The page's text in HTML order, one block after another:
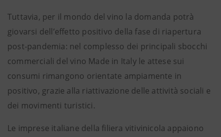
Tuttavia, per il mondo del vino la domanda potrà
giovarsi dell’effetto positivo della fase di riapertura
post-pandemia: nel complesso dei principali sbocchi
commerciali del vino Made in Italy le attese sui
consumi rimangono orientate ampiamente in
positivo, grazie alla riattivazione delle attività sociali e
dei movimenti turistici.
Le imprese italiane della filiera vitivinicola appaiono